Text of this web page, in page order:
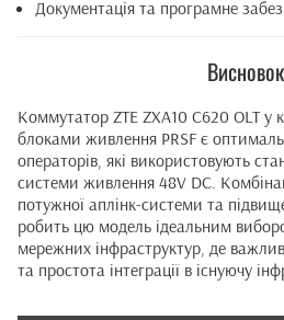
Документація та програмне
Висновок
Коммутатор ZTE ZXA10 C620 OLT у
блоками живлення PRSF є
операторів, які використовують
системи живлення 48V DC.
потужної аплінк-системи та
робить цю модель ідеальним
мережних інфраструктур, де
та простота інтеграції в існуючу